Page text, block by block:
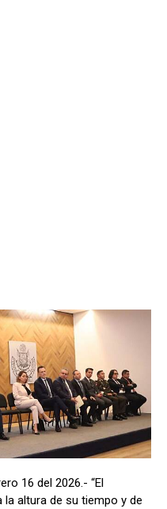
16 del 2026.- “El
altura de su tiempo y de